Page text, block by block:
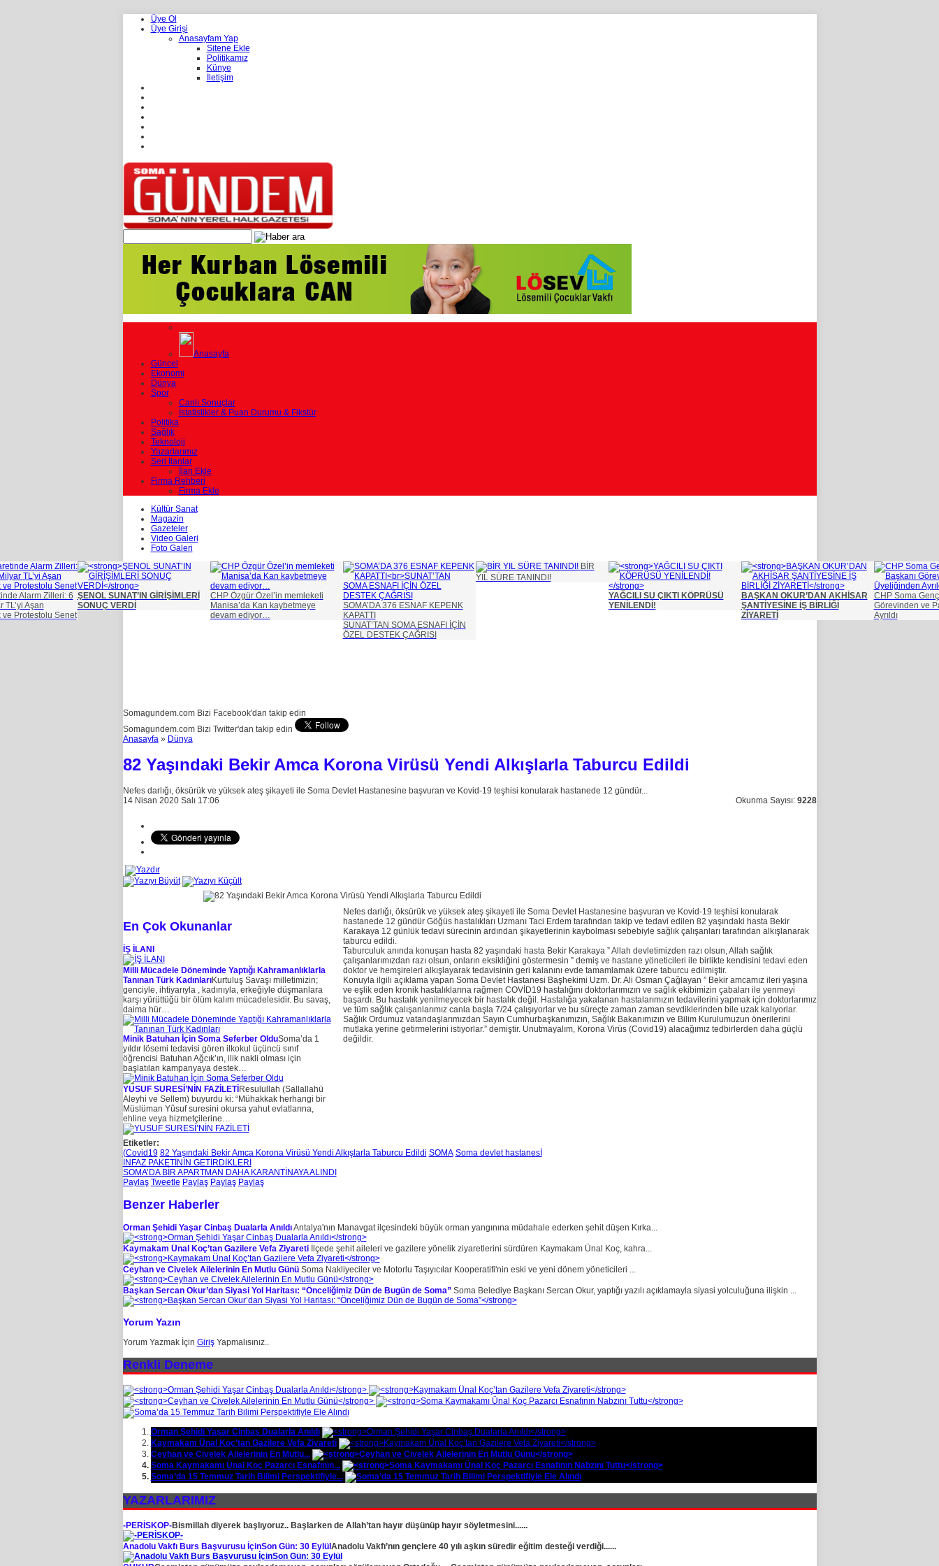
Üye Ol
Üye Girişi
Anasayfam Yap
Sitene Ekle
Politikamız
Künye
İletişim
Anasayfa
Güncel
Ekonomi
Dünya
Spor
Canlı Sonuçlar
İstatistikler & Puan Durumu & Fikstür
Politika
Sağlık
Teknoloji
Yazarlarımız
Seri İlanlar
İlan Ekle
Firma Rehberi
Firma Ekle
Kültür Sanat
Magazin
Gazeteler
Video Galeri
Foto Galeri
Alarm Zilleri: 6
TL’yi Aşan
ve Protestolu Senet
ŞENOL SUNAT’IN GİRİŞİMLERİ
SONUÇ VERDİ
CHP Özgür Özel’in memleketi
Manisa’da Kan kaybetmeye
devam ediyor…
SOMA’DA 376 ESNAF KEPENK
KAPATTI
SUNAT’TAN SOMA ESNAFI İÇİN
ÖZEL DESTEK ÇAĞRISI
BİR
YIL SÜRE TANINDI!
YAĞCILI SU ÇIKTI KÖPRÜSÜ
YENİLENDİ!
BAŞKAN OKUR’DAN AKHİSAR
ŞANTİYESİNE İŞ BİRLİĞİ
ZİYARETİ
CHP Soma
Görevinden ve
Ayrıldı
Somagundem.com Bizi Facebook'dan takip edin
Somagundem.com Bizi Twitter'dan takip edin
Anasayfa» Dünya
82 Yaşındaki Bekir Amca Korona Virüsü Yendi Alkışlarla Taburcu Edildi
Nefes darlığı, öksürük ve yüksek ateş şikayeti ile Soma Devlet Hastanesine başvuran ve Kovid-19 teşhisi konularak hastanede 12 gündür...
14 Nisan 2020 Salı 17:06
Okunma Sayısı: 9228
En Çok Okunanlar
İŞ İLANI
Milli Mücadele Döneminde Yaptığı Kahramanlıklarla
Tanınan Türk KadınlarıKurtuluş Savaşı milletimizin;
genciyle, ihtiyarıyla , kadınıyla, erkeğiyle düşmanlara
karşı yürüttüğü bir ölüm kalım mücadelesidir. Bu savaş,
daima hür…
Minik Batuhan İçin Soma Seferber OlduSoma’da 1
yıldır lösemi tedavisi gören ilkokul üçüncü sınıf
öğrencisi Batuhan Ağcık’ın, ilik nakli olması için
başlatılan kampanyaya destek…
YUSUF SURESİ’NİN FAZİLETİ Resulullah (Sallallahü
Aleyhi ve Sellem) buyurdu ki: “Mühakkak herhangi bir
Müslüman Yûsuf suresini okursa yahut evlatlarına,
ehline veya hizmetçilerine…
Nefes darlığı, öksürük ve yüksek ateş şikayeti ile Soma Devlet Hastanesine başvuran ve Kovid-19 teşhisi konularak
hastanede 12 gündür Göğüs hastalıkları Uzmanı Taci Erdem tarafından takip ve tedavi edilen 82 yaşındaki hasta Bekir
Karakaya 12 günlük tedavi sürecinin ardından şikayetlerinin kaybolması sebebiyle sağlık çalışanları tarafından alkışlanarak
taburcu edildi.
Taburculuk anında konuşan hasta 82 yaşındaki hasta Bekir Karakaya ” Allah devletimizden razı olsun, Allah sağlık
çalışanlarımızdan razı olsun, onların eksikliğini göstermesin ” demiş ve hastane yöneticileri ile birlikte kendisini tedavi eden
doktor ve hemşireleri alkışlayarak tedavisinin geri kalanını evde tamamlamak üzere taburcu edilmiştir.
Konuyla ilgili açıklama yapan Soma Devlet Hastanesi Başhekimi Uzm. Dr. Ali Osman Çağlayan ” Bekir amcamız ileri yaşına
ve eşlik eden kronik hastalıklarına rağmen COVİD19 hastalığını doktorlarımızın ve sağlık ekibimizin çabaları ile yenmeyi
başardı. Bu hastalık yenilmeyecek bir hastalık değil. Hastalığa yakalanan hastalarımızın tedavilerini yapmak için doktorlarımız
ve tüm sağlık çalışanlarımız canla başla 7/24 çalışıyorlar ve bu süreçte zaman zaman sevdiklerinden bile uzak kalıyorlar.
Sağlık Ordumuz vatandaşlarımızdan Sayın Cumhurbaşkanımızın, Sağlık Bakanımızın ve Bilim Kurulumuzun önerilerini
mutlaka yerine getirmelerini istiyorlar.” demiştir. Unutmayalım, Korona Virüs (Covid19) alacağımız tedbirlerden daha güçlü
değildir.
Etiketler:
(Covid19 82 Yaşındaki Bekir Amca Korona Virüsü Yendi Alkışlarla Taburcu Edildi SOMA Soma devlet hastanesİ
İNFAZ PAKETİNİN GETİRDİKLERİ
SOMA’DA BİR APARTMAN DAHA KARANTİNAYA ALINDI
Paylaş Tweetle Paylaş Paylaş Paylaş
Benzer Haberler
Orman Şehidi Yaşar Cinbaş Dualarla AnıldıAntalya'nın Manavgat ilçesindeki büyük orman yangınına müdahale ederken şehit düşen Kırka...
Kaymakam Ünal Koç’tan Gazilere Vefa Ziyaretiİlçede şehit aileleri ve gazilere yönelik ziyaretlerini sürdüren Kaymakam Ünal Koç, kahra...
Ceyhan ve Civelek Ailelerinin En Mutlu GünüSoma Nakliyeciler ve Motorlu Taşıyıcılar Kooperatifi'nin eski ve yeni dönem yöneticileri ...
Başkan Sercan Okur’dan Siyasi Yol Haritası: “Önceliğimiz Dün de Bugün de Soma”Soma Belediye Başkanı Sercan Okur, yaptığı yazılı açıklamayla siyasi yolculuğuna ilişkin ...
Yorum Yazın
Yorum Yazmak İçin GirişYapmalısınız..
Renkli Deneme
Orman Şehidi Yaşar Cinbaş Dualarla Anıldı
Kaymakam Ünal Koç’tan Gazilere Vefa Ziyareti
Ceyhan ve Civelek Ailelerinin En Mutlu...
Soma Kaymakamı Ünal Koç Pazarcı Esnafının...
Soma’da 15 Temmuz Tarih Bilimi Perspektifiyle...
YAZARLARIMIZ
-PERİSKOP-Bismillah diyerek başlıyoruz.. Başlarken de Allah’tan hayır düşünüp hayır söyletmesini......
Anadolu Vakfı Burs Başvurusu İçinSon Gün: 30 EylülAnadolu Vakfı’nın gençlere 40 yılı aşkın süredir eğitim desteği verdiği......